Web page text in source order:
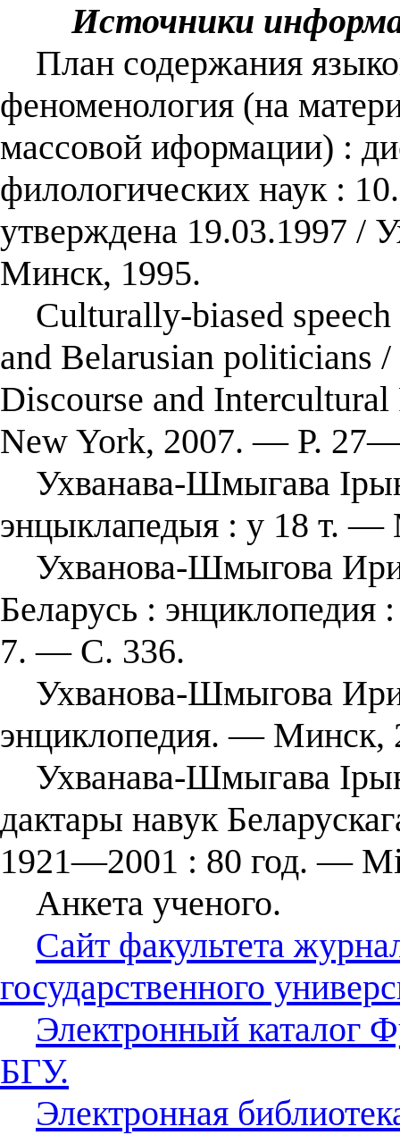
Источники
План содержания
феноменология (на
массовой иформации) :
филологических наук :
утверждена 19.03.1997 /
Минск, 1995.
Culturally-biased speech
and Belarusian politicians
Discourse and
New York, 2007. — P.
Ухванава-Шмыгава
энцыклапедыя : у 18 т.
Ухванова-Шмыгова
Беларусь :
7. — С. 336.
Ухванова-Шмыгова
энциклопедия. —
Ухванава-Шмыгава
дактары навук
1921—2001 : 80 год. —
Анкета ученого.
Сайт факультета
государственного
Электронный каталог
БГУ.
Электронная